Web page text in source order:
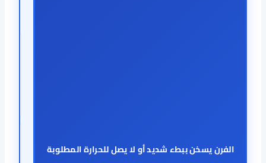
الفرن يسخن ببطء شديد أو لا يصل للحرارة المطلوبة